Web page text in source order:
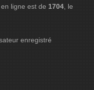
ligne est de 1704 , le
enregistré